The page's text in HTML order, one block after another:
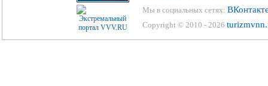
Мы в социальных сетях:
Copyright © 2010 - 2026